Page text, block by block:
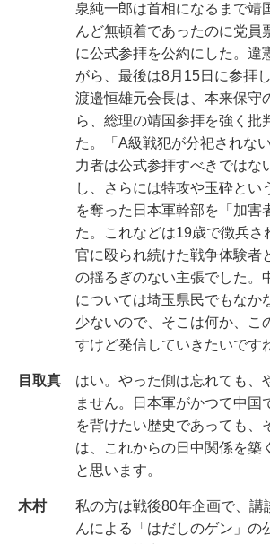
泉純一郎は首相になるまで靖
んど無頓着であったのに党員
に公式参拝を公約にした。違
がら、最後は8月15日に参拝
渡邉恒雄元会長は、本来保守
ら、総理の靖国参拝を強く批
た。「A級戦犯が分祀されな
力者は公式参拝すべきではな
し、さらには特攻や玉砕とい
を奪った日本軍幹部を「加害
た。これなどは19歳で徴兵さ
官に殴られ続けた戦争体験者
の揺るぎのない主張でした。
については埼玉県民でもなか
少ないので、そこは何か、こ
すけど発信していきたいです
目取真
はい。やった側は忘れても、
ません。日本軍がかつて中国
を背けたい歴史であっても、
は、これからの日中関係を築
と思います。
木村
私の方は戦後80年企画で、講
んによる「はだしのゲン」の